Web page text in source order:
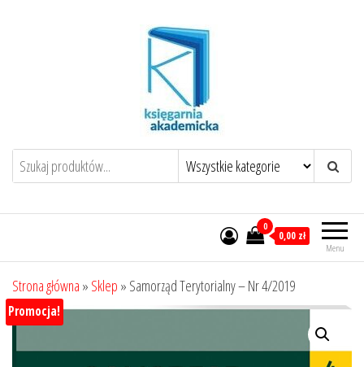
Menu
0
0,00 zł
Strona główna » Sklep » Samorząd Terytorialny – Nr 4/2019
Promocja!